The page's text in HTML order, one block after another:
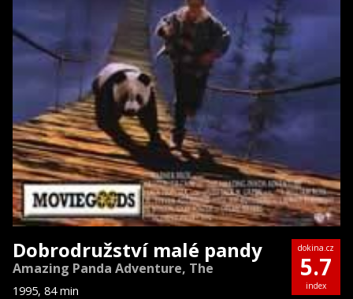
Dobrodružství malé pandy
Amazing Panda Adventure, The
1995, 84 min
dokina.cz
5.7
index